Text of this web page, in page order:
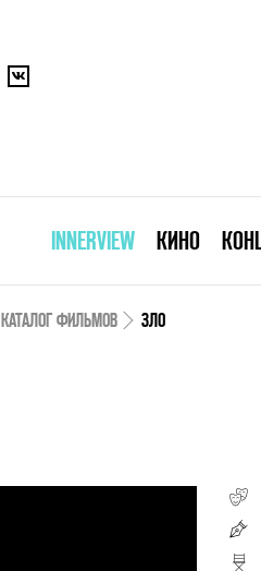
INNERVIEW КИНО
КАТАЛОГ ФИЛЬМОВ ЗЛО